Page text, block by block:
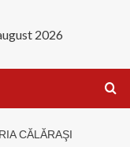
2026
CĂLĂRAŞI